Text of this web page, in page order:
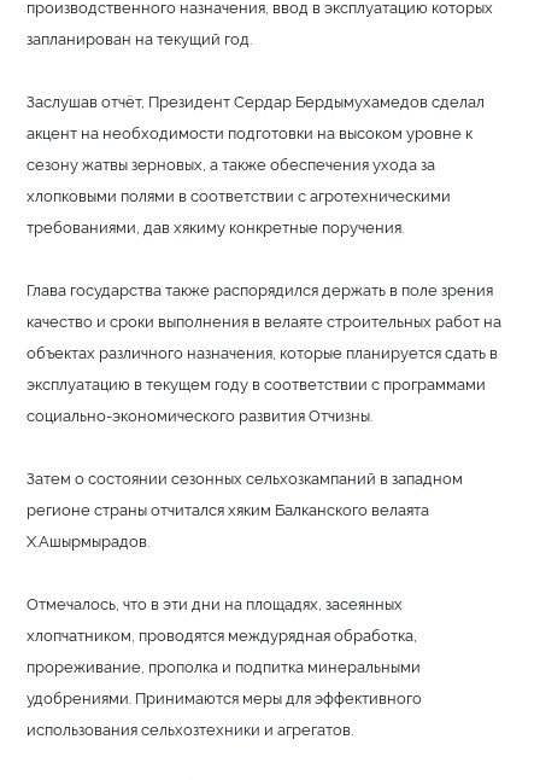
производственного назначения, ввод в эксплуатацию которых
запланирован на текущий год.
Заслушав отчёт, Президент Сердар Бердымухамедов сделал
акцент на необходимости подготовки на высоком уровне к
сезону жатвы зерновых, а также обеспечения ухода за
хлопковыми полями в соответствии с агротехническими
требованиями, дав хякиму конкретные поручения.
Глава государства также распорядился держать в поле зрения
качество и сроки выполнения в велаяте строительных работ на
объектах различного назначения, которые планируется сдать в
эксплуатацию в текущем году в соответствии с программами
социально-экономического развития Отчизны.
Затем о состоянии сезонных сельхозкампаний в западном
регионе страны отчитался хяким Балканского велаята
Х.Ашырмырадов.
Отмечалось, что в эти дни на площадях, засеянных
хлопчатником, проводятся междурядная обработка,
прореживание, прополка и подпитка минеральными
удобрениями. Принимаются меры для эффективного
использования сельхозтехники и агрегатов.